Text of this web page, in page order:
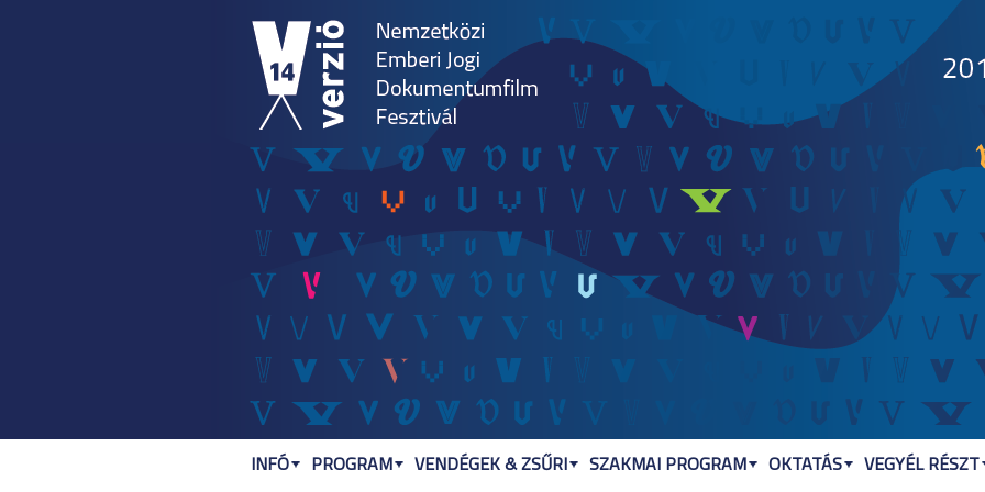
INFÓ PROGRAM VENDÉGEK & ZSŰRI SZAKMAI PROGRAM OKTATÁS VEGYÉL RÉSZT